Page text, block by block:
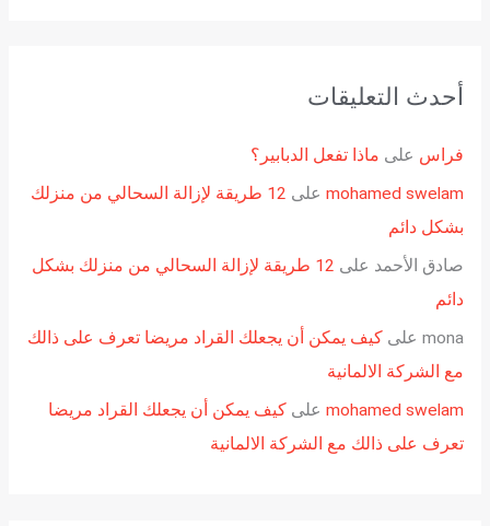
أحدث التعليقات
فراس على ماذا تفعل الدبابير؟
mohamed swelamعلى
12 طريقة لإزالة السحالي من منزلك
بشكل دائم
صادق الأحمد على
12 طريقة لإزالة السحالي من منزلك بشكل
دائم
monaعلى كيف يمكن أن يجعلك القراد مريضا تعرف على ذالك
مع الشركة الالمانية
mohamed swelamعلى كيف يمكن أن يجعلك القراد مريضا
تعرف على ذالك مع الشركة الالمانية